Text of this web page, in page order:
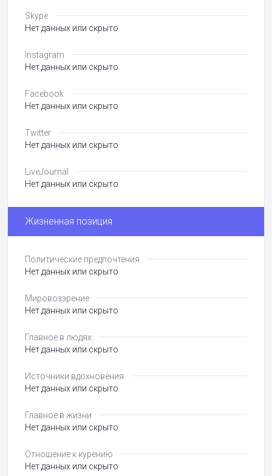
Skype
Нет данных или скрыто
Instagram
Нет данных или скрыто
Facebook
Нет данных или скрыто
Twitter
Нет данных или скрыто
LiveJournal
Нет данных или скрыто
Жизненная позиция
Политические предпочтения
Нет данных или скрыто
Мировоззрение
Нет данных или скрыто
Главное в людях
Нет данных или скрыто
Источники вдохновения
Нет данных или скрыто
Главное в жизни
Нет данных или скрыто
Отношение к курению
Нет данных или скрыто